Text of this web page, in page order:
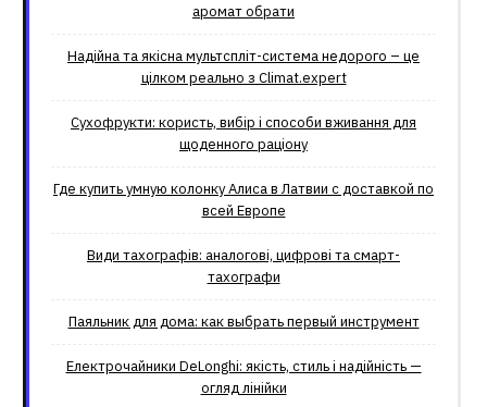
аромат обрати
Надійна та якісна мультспліт-система недорого – це
цілком реально з Climat.еxpert
Сухофрукти: користь, вибір і способи вживання для
щоденного раціону
Где купить умную колонку Алиса в Латвии с доставкой по
всей Европе
Види тахографів: аналогові, цифрові та смарт-
тахографи
Паяльник для дома: как выбрать первый инструмент
Електрочайники DeLonghi: якість, стиль і надійність —
огляд лінійки